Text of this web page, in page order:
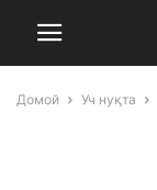
Домой Уч нуқта